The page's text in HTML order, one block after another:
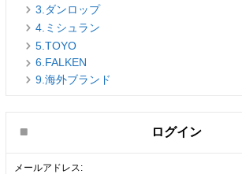
3.ダンロップ
4.ミシュラン
5.TOYO
6.FALKEN
9.海外ブランド
ログイン
メールアドレス: